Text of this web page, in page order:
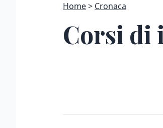
Home Cronaca
Corsi di